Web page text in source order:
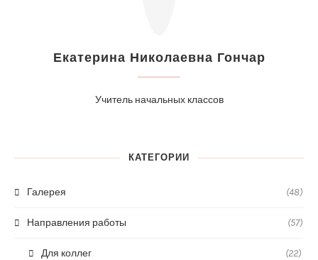
Екатерина Николаевна Гончар
Учитель начальных классов
КАТЕГОРИИ
Галерея (48)
Направления работы (57)
Для коллег (22)